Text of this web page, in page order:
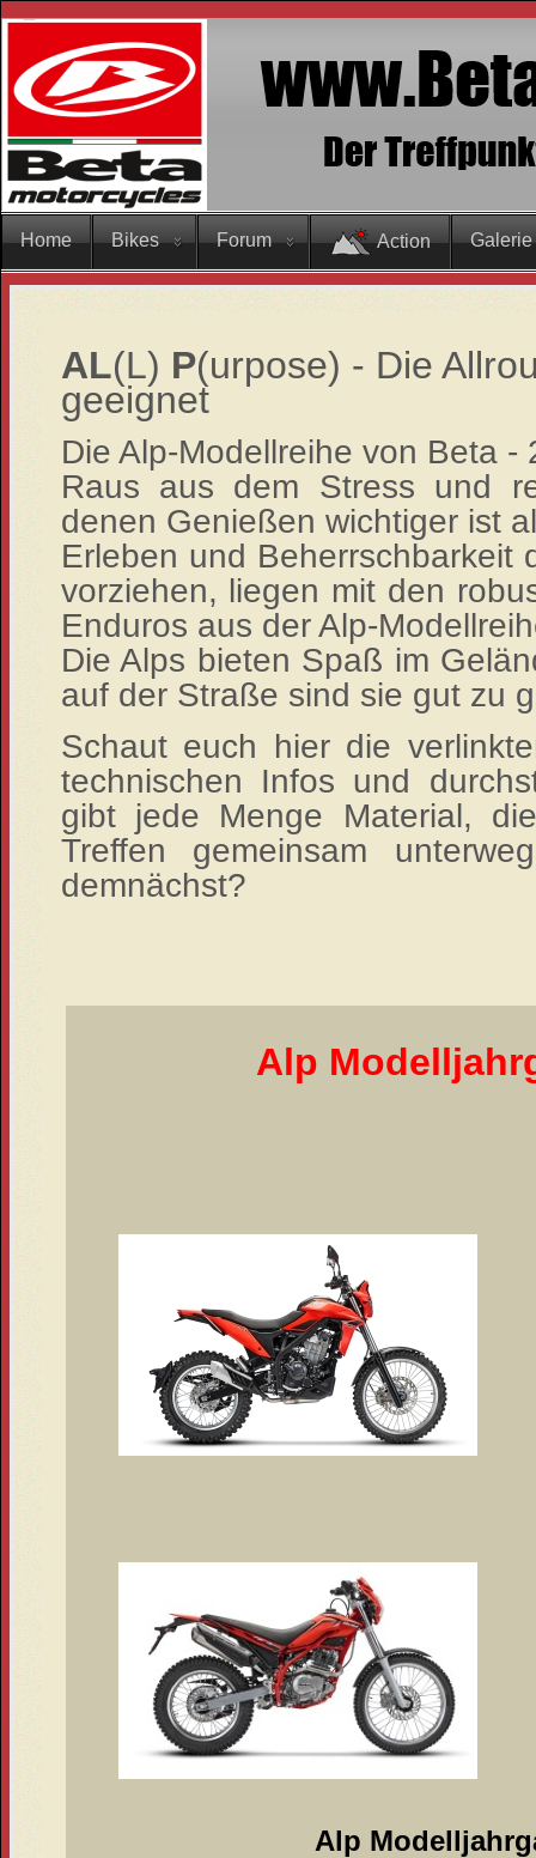
Home Bikes Forum Action Galerie
AL(L) P(urpose) - Die
geeignet
Die Alp-Modellreihe von Beta -
Raus aus dem Stress und
denen Genießen wichtiger ist
Erleben und Beherrschbarkeit
vorziehen, liegen mit den
Enduros aus der Alp-
Die Alps bieten Spaß im
auf der Straße sind sie gut zu
Schaut euch hier die
technischen Infos und
gibt jede Menge Material,
Treffen gemeinsam
demnächst?
Alp
Alp